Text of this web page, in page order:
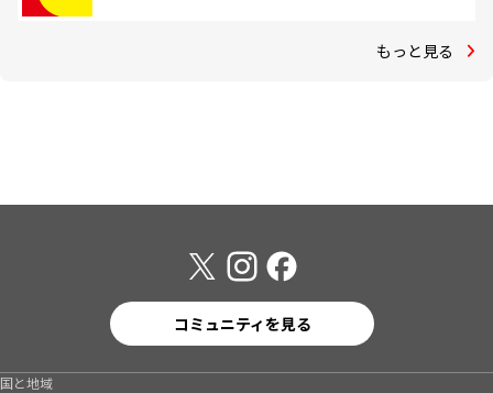
もっと見る
コミュニティを見る
国と地域